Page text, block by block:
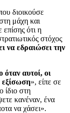
διοικούσε
μάχη και
ότι η
στόχος
να εδραιώσει την
όταν αυτοί, οι
εξίσωση», είπε σε
ίδιο στη
κανέναν, ένα
να χάσει».